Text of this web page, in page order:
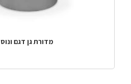
מדורת גן דגם ונוס